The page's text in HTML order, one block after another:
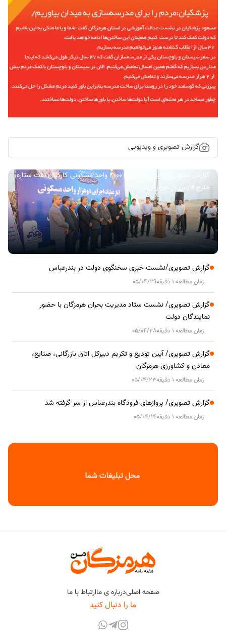
گزارش تصویری و ویدیویی
گزارش تصویری/ آیین کلنگ زنی ۲۰۰۰ واحد مسکونی کارکنان نفت ستاره
خلیج فارس در هرمزگان
گزارش تصویری/نشست خبری سخنگوی دولت در بندرعباس
زمان مطالعه 1 دقیقه 05/04/29
گزارش تصویری/ نشست ستاد مدیریت بحران هرمزگان با حضور
نمایندگان دولت
زمان مطالعه 1 دقیقه 05/04/28
گزارش تصویری/ آیین تودیع و تکریم دبیرکل اتاق بازرگانی، صنایع،
معادن و کشاورزی هرمزگان
زمان مطالعه 1 دقیقه 05/04/23
گزارش تصویری/ پروازهای فرودگاه بندرعباس از سر گرفته شد
زمان مطالعه 1 دقیقه 05/04/14
صفحه اصلیدرباره ی ماارتباط با ما
ما را دنبال کنید